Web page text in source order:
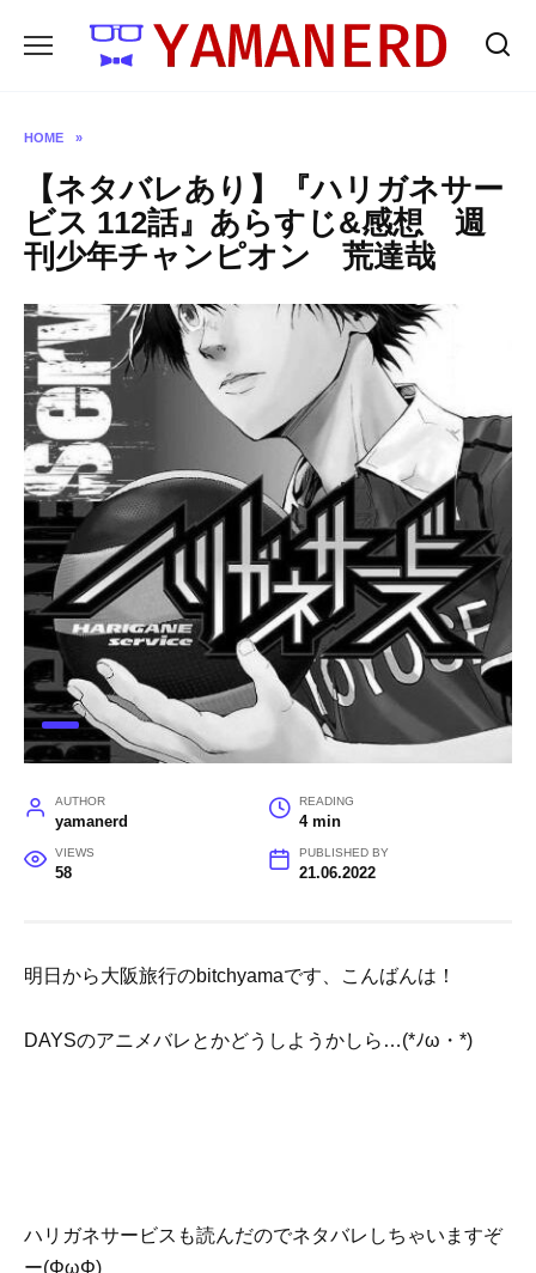
HOME »
【ネタバレあり】『ハリガネサー
ビス 112話』あらすじ&感想 週
刊少年チャンピオン 荒達哉
AUTHOR
yamanerd
READING
4 min
VIEWS
58
PUBLISHED BY
21.06.2022
明日から大阪旅行のbitchyamaです、こんばんは！
DAYSのアニメバレとかどうしようかしら…(*ﾉω・*)
ハリガネサービスも読んだのでネタバレしちゃいますぞ
ー(ΦωΦ)